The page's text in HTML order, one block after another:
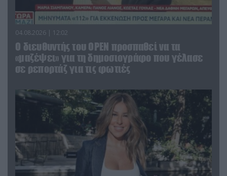
04.08.2026 | 12:02
O διευθυντής του OPEN προσπαθεί να τα
«μαζέψει» για τη δημοσιογράφο που γέλασε
σε ρεπορτάζ για τις φωτιές